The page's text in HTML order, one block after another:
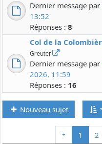
Dernier message par
13:52
Réponses : 8
Col de la
Greuter
Dernier message par
2026, 11:59
Réponses : 16
Nouveau sujet
1 2